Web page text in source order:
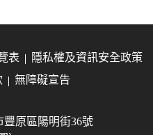
表
隱私權及資訊安全政策
無障礙宣告
豐原區陽明街36號